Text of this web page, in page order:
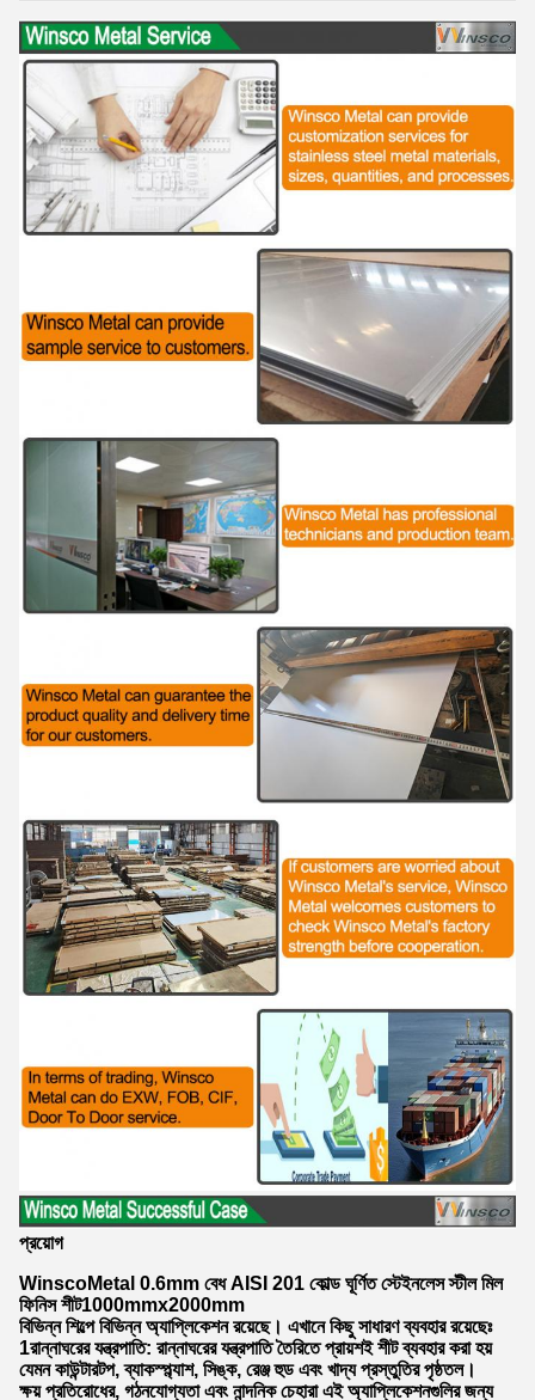
প্রয়োগ
WinscoMetal 0.6mm বেধ AISI 201 কোল্ড ঘূর্ণিত স্টেইনলেস স্টীল মিল
ফিনিস শীট1000mmx2000mm
বিভিন্ন শিল্পে বিভিন্ন অ্যাপ্লিকেশন রয়েছে। এখানে কিছু সাধারণ ব্যবহার রয়েছেঃ
1রান্নাঘরের যন্ত্রপাতি: রান্নাঘরের যন্ত্রপাতি তৈরিতে প্রায়শই শীট ব্যবহার করা হয়
যেমন কাউন্টারটপ, ব্যাকস্প্ল্যাশ, সিঙ্ক, রেঞ্জ হুড এবং খাদ্য প্রস্তুতির পৃষ্ঠতল।
ক্ষয় প্রতিরোধের, গঠনযোগ্যতা এবং নান্দনিক চেহারা এই অ্যাপ্লিকেশনগুলির জন্য